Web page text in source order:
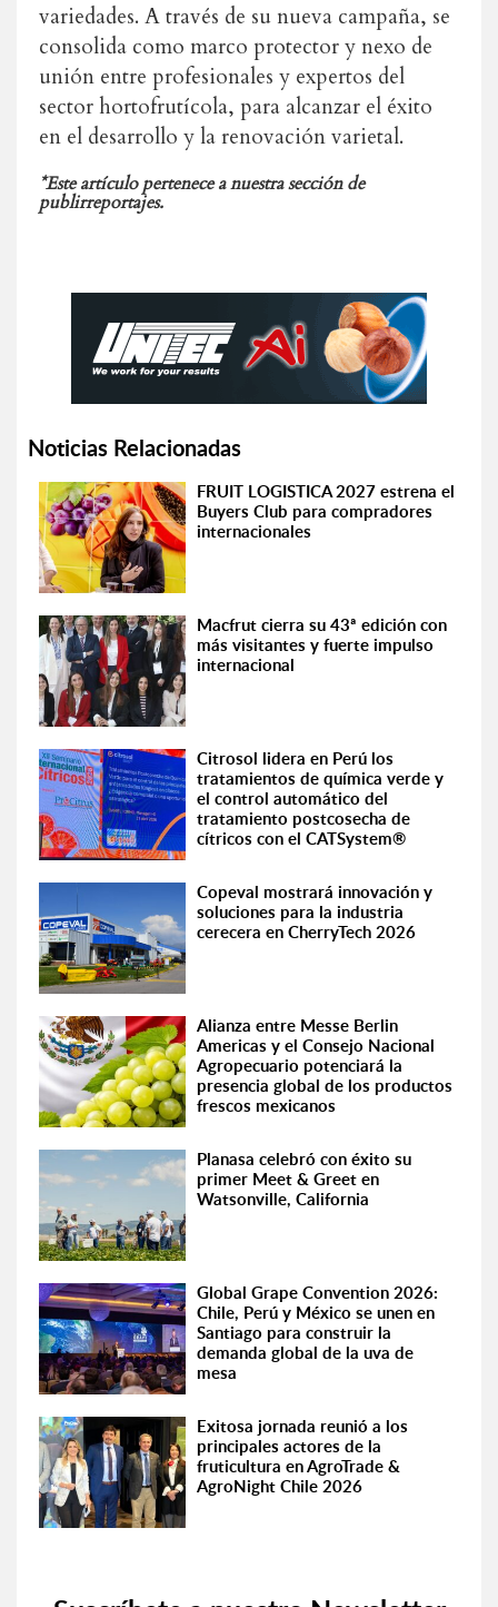
variedades. A través de su nueva campaña, se
consolida como marco protector y nexo de
unión entre profesionales y expertos del
sector hortofrutícola, para alcanzar el éxito
en el desarrollo y la renovación varietal.
*Este artículo pertenece a nuestra sección de
publirreportajes.
Noticias Relacionadas
FRUIT LOGISTICA 2027 estrena el
Buyers Club para compradores
internacionales
Macfrut cierra su 43ª edición con
más visitantes y fuerte impulso
internacional
Citrosol lidera en Perú los
tratamientos de química verde y
el control automático del
tratamiento postcosecha de
cítricos con el CATSystem®
Copeval mostrará innovación y
soluciones para la industria
cerecera en CherryTech 2026
Alianza entre Messe Berlin
Americas y el Consejo Nacional
Agropecuario potenciará la
presencia global de los productos
frescos mexicanos
Planasa celebró con éxito su
primer Meet & Greet en
Watsonville, California
Global Grape Convention 2026:
Chile, Perú y México se unen en
Santiago para construir la
demanda global de la uva de
mesa
Exitosa jornada reunió a los
principales actores de la
fruticultura en AgroTrade &
AgroNight Chile 2026